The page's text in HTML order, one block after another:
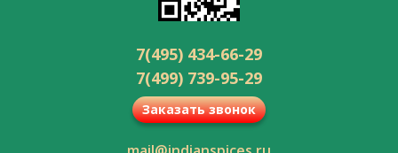
7(495) 434-66-29
7(499) 739-95-29
Заказать звонок